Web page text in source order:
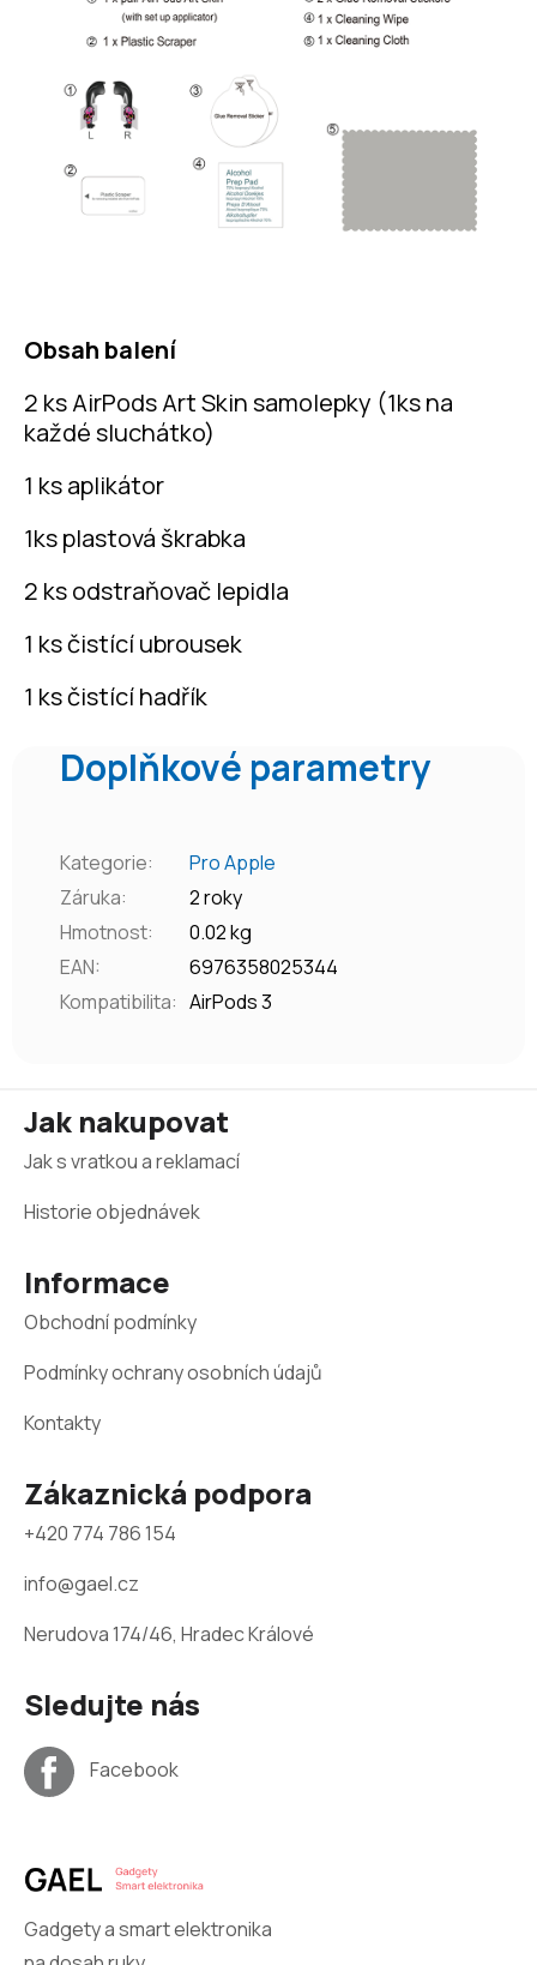
Obsah balení
2 ks AirPods Art Skin samolepky (1ks na
každé sluchátko)
1 ks aplikátor
1ks plastová škrabka
2 ks odstraňovač lepidla
1 ks čistící ubrousek
1 ks čistící hadřík
Doplňkové parametry
Kategorie:
Pro Apple
Záruka:
2 roky
Hmotnost:
0.02 kg
EAN:
6976358025344
Kompatibilita: AirPods 3
Jak nakupovat
Jak s vratkou a reklamací
Historie objednávek
Informace
Obchodní podmínky
Podmínky ochrany osobních údajů
Kontakty
Zákaznická podpora
+420 774 786 154
info@gael.cz
Nerudova 174/46, Hradec Králové
Sledujte nás
Facebook
Gadgety a smart elektronika